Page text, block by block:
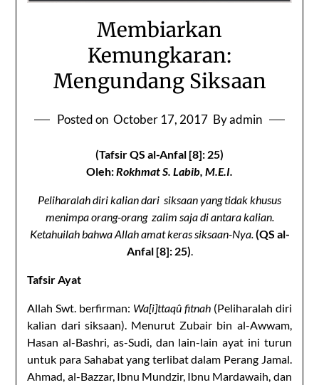
Membiarkan
Kemungkaran:
Mengundang Siksaan
Posted on October 17, 2017 By admin
(Tafsir QS al-Anfal [8]: 25)
Oleh:Rokhmat S. Labib, M.E.I.
Peliharalah diri kalian dari siksaan yang tidak khusus
menimpa orang-orang zalim saja di antara kalian.
Ketahuilah bahwa Allah amat keras siksaan-Nya.(QS al-
Anfal [8]: 25).
Tafsir Ayat
Allah Swt. berfirman: Wa[i]ttaqû fitnah(Peliharalah diri
kalian dari siksaan). Menurut Zubair bin al-Awwam,
Hasan al-Bashri, as-Sudi, dan lain-lain ayat ini turun
untuk para Sahabat yang terlibat dalam Perang Jamal.
Ahmad, al-Bazzar, Ibnu Mundzir, Ibnu Mardawaih, dan